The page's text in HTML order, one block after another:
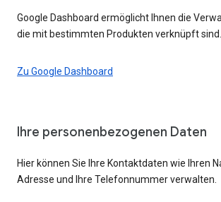
Google Dashboard ermöglicht Ihnen die
die mit bestimmten Produkten verknüpft sind.
Zu Google Dashboard
Ihre personenbezogenen Daten
Hier können Sie Ihre Kontaktdaten wie Ihren
Adresse und Ihre Telefonnummer verwalten.